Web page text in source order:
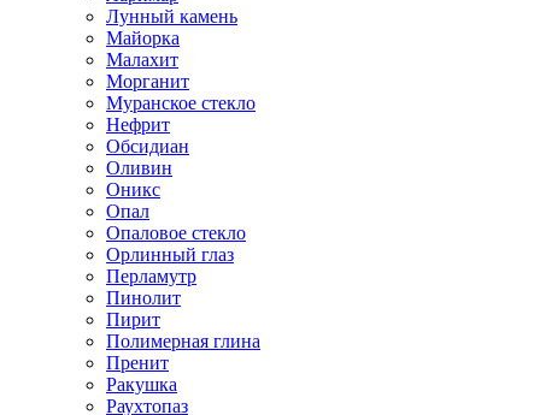
Лунный камень
Майорка
Малахит
Морганит
Муранское стекло
Нефрит
Обсидиан
Оливин
Оникс
Опал
Опаловое стекло
Орлинный глаз
Перламутр
Пинолит
Пирит
Полимерная глина
Пренит
Ракушка
Раухтопаз